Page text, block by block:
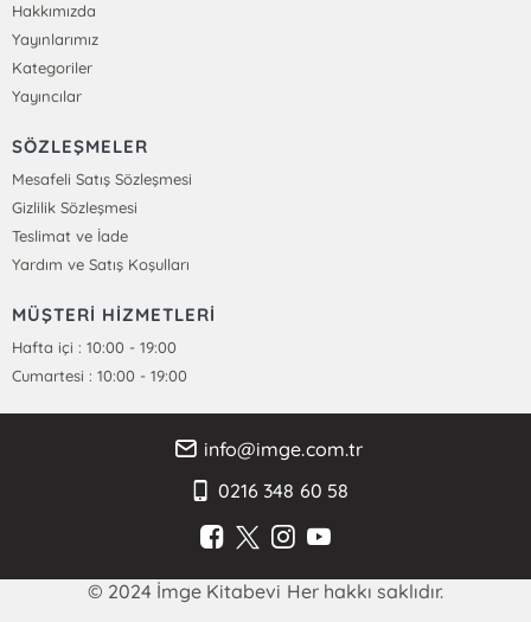
Hakkımızda
Yayınlarımız
Kategoriler
Yayıncılar
SÖZLEŞMELER
Mesafeli Satış Sözleşmesi
Gizlilik Sözleşmesi
Teslimat ve İade
Yardım ve Satış Koşulları
MÜŞTERİ HİZMETLERİ
Hafta içi : 10:00 - 19:00
Cumartesi : 10:00 - 19:00
info@imge.com.tr
0216 348 60 58
© 2024 İmge Kitabevi Her hakkı saklıdır.